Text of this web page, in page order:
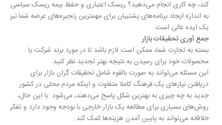
کند، چه کاری انجام می‌دهید؟ ریسک اعتباری و حفظ بیمه ریسک سیاسی
به اندازه ایجاد برنامه‌های پشتیبان برای مهمترین زنجیره‌های عرضه شما نیز
یک ایده عالی است.
جمع آوری تحقیقات بازار
بسته به تجارت شما، ممکن است لازم باشد تا در مورد برند شرکت یا
محصولات خود برای رسیدن به نتیجه بهتر تجدید نظر کنید.
این مسئله می‌تواند به صورت بالقوه شامل تحقیقات گران بازار برای
دریافتن نیازهای یک فرهنگ کاملا متفاوت و اینکه مردم محلی در کشور
جدید به چه چیزی به بهترین شکل پاسخ می‌دهند، می‌شود. با این حال،
روش‌های بسیاری برای مطالعه یک بازار خارجی با بودجه وجود دارد و تفکر
خلاقانه می‌تواند به پایین آمدن هزینه‌ها کمک کند.